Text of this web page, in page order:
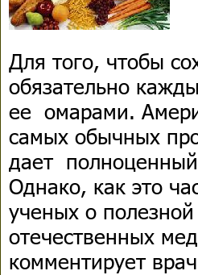
Для того, чтобы
обязательно
ее омарами.
самых обычных
дает
Однако, как это
ученых о
отечественных
комментирует